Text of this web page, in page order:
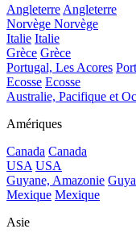
AngleterreAngleterre
Norvège Norvège
Italie Italie
Grèce Grèce
Portugal, Les Acores
Ecosse Ecosse
Australie, Pacifique et
Amériques
Canada Canada
USA USA
Guyane, Amazonie
Mexique Mexique
Asie